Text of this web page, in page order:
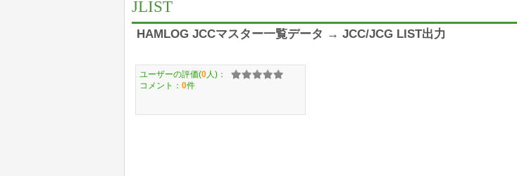
JLIST
HAMLOG JCCマスター一覧データ → JCC/JCG LIST出力
ユーザーの評価(0 人)：
コメント： 0件